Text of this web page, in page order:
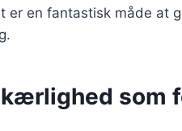
er en fantastisk måde at
som